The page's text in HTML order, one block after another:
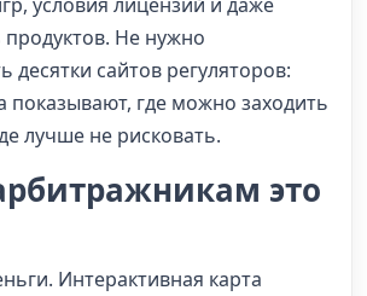
Не нужно
десятки сайтов регуляторов:
показывают, где можно заходить
лучше не рисковать.
это
Интерактивная карта